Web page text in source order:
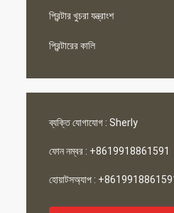
প্রিন্টার খুচরা যন্ত্রাংশ
প্রিন্টারের কালি
ব্যক্তি যোগাযোগ : Sherly
ফোন নম্বর : +8619918861591
হোয়াটসঅ্যাপ :